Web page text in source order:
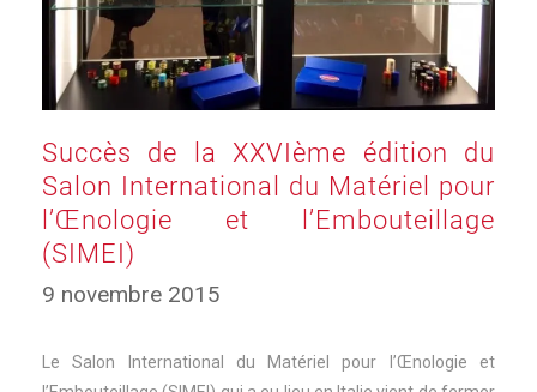
Succès de la XXVIème édition du
Salon International du Matériel pour
l’Œnologie et l’Embouteillage
(SIMEI)
9 novembre 2015
Le Salon International du Matériel pour l’Œnologie et